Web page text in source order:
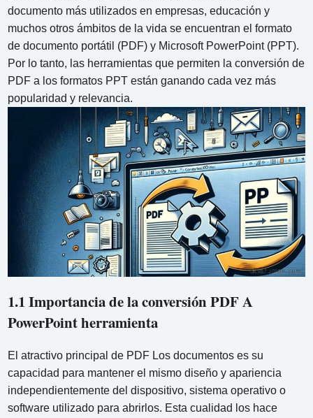
documento más utilizados en empresas, educación y
muchos otros ámbitos de la vida se encuentran el formato
de documento portátil (PDF) y Microsoft PowerPoint (PPT).
Por lo tanto, las herramientas que permiten la conversión de
PDF a los formatos PPT están ganando cada vez más
popularidad y relevancia.
1.1 Importancia de la conversión PDF A
PowerPoint herramienta
El atractivo principal de PDF Los documentos es su
capacidad para mantener el mismo diseño y apariencia
independientemente del dispositivo, sistema operativo o
software utilizado para abrirlos. Esta cualidad los hace